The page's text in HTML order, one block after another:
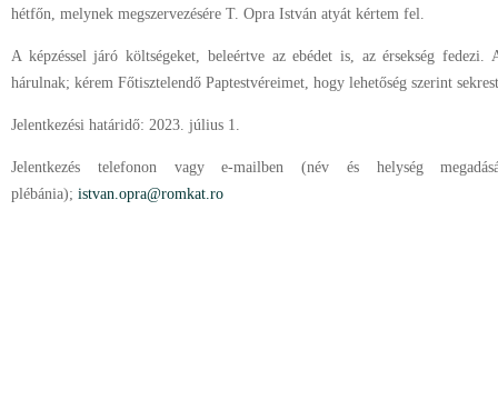
hétfőn, melynek megszervezésére T. Opra István atyát kértem fel.
A képzéssel járó költségeket, beleértve az ebédet is, az érsekség fedezi.
hárulnak; kérem Főtisztelendő Paptestvéreimet, hogy lehetőség szerint
Jelentkezési határidő: 2023. július 1.
Jelentkezés telefonon vagy e-mailben (név és helység
plébánia); istvan.opra@romkat.ro